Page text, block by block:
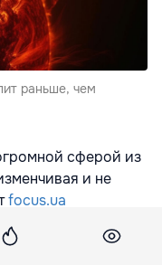
раньше, чем
сферой из
и не
focus.ua
в виде